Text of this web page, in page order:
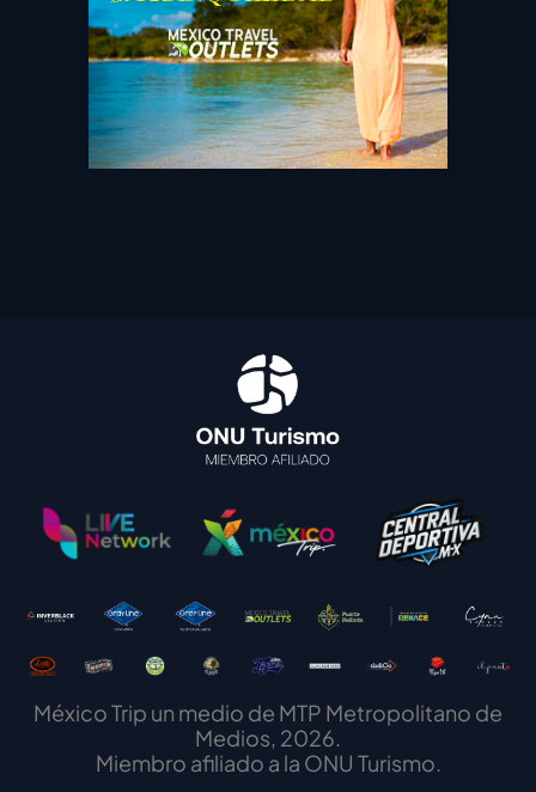
México Trip un medio de MTP Metropolitano de
Medios, 2026.
Miembro afiliado a la ONU Turismo.